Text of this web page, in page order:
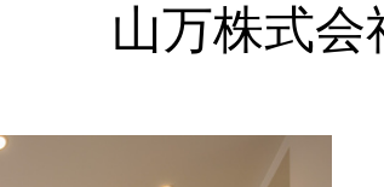
山万株式会